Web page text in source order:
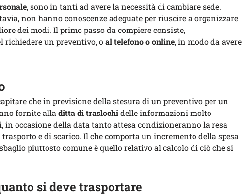
, sono in tanti ad avere la necessità di cambiare sede.
non hanno conoscenze adeguate per riuscire a organizzare
dei modi. Il primo passo da compiere consiste,
richiedere un preventivo, oal telefono o online, in modo da avere
che in previsione della stesura di un preventivo per un
fornite alla ditta di traslochidelle informazioni molto
in occasione della data tanto attesa condizioneranno la resa
e di scarico. Il che comporta un incremento della spesa
piuttosto comune è quello relativo al calcolo di ciò che si
si deve trasportare